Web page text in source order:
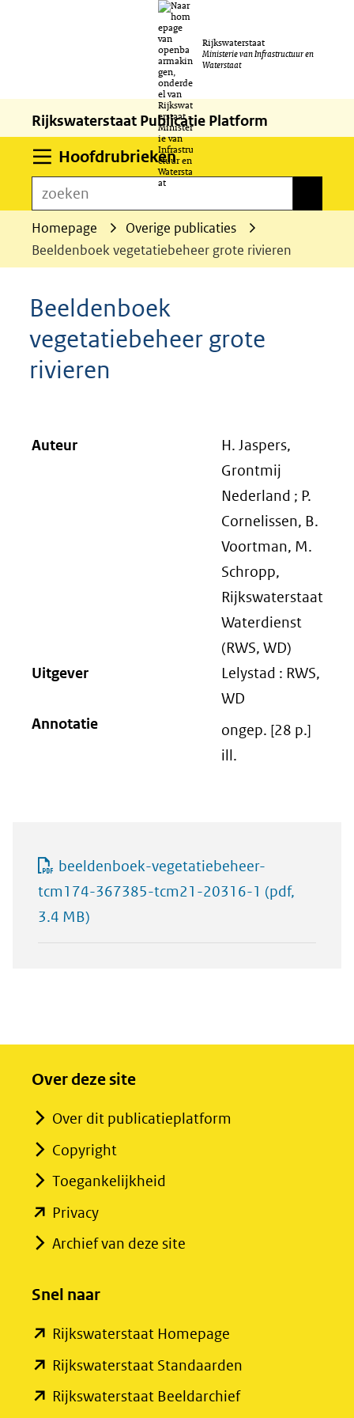
naar
de
inhoud
Rijkswaterstaat
Ministerie van Infrastructuur en
Waterstaat
Rijkswaterstaat Publicatie Platform
HoofdrubriekenUitklappen
zoeken
Homepage
Overige publicaties
Beeldenboek vegetatiebeheer grote rivieren
Beeldenboek
vegetatiebeheer grote
rivieren
Auteur
H. Jaspers,
Grontmij
Nederland ; P.
Cornelissen, B.
Voortman, M.
Schropp,
Rijkswaterstaat
Waterdienst
(RWS, WD)
Uitgever
Lelystad : RWS,
WD
Annotatie
ongep. [28 p.]
ill.
beeldenboek-vegetatiebeheer-
tcm174-367385-tcm21-20316-1 (pdf,
3.4 MB)
Over deze site
Over dit publicatieplatform
Copyright
Toegankelijkheid
Privacy(opent
in
venster)
naar
een
andere
Archief van deze site
Snel naar
Rijkswaterstaat Homepage
in
Rijkswaterstaat Standaarden
Rijkswaterstaat Beeldarchief(opent